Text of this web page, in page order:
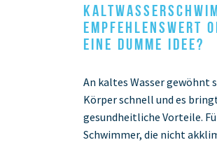
EMPFEHLENSWERT
EINE DUMME IDEE?
An kaltes Wasser gewöhnt
Körper schnell und es
gesundheitliche Vorteile.
Schwimmer, die nicht